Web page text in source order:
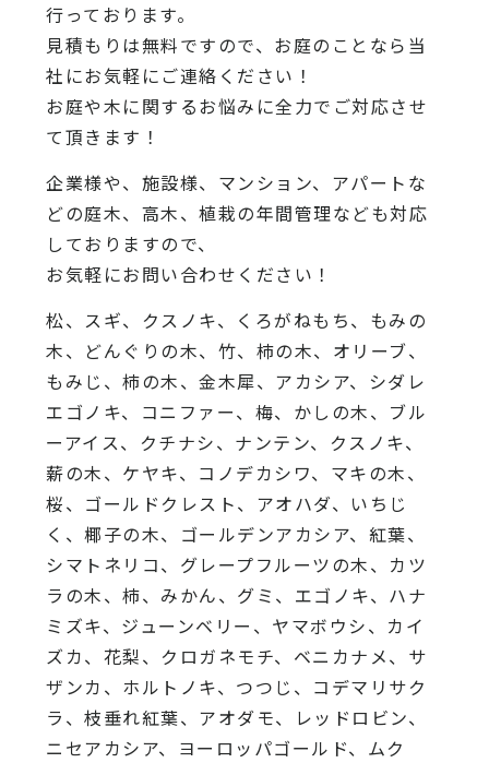
行っております。
見積もりは無料ですので、お庭のことなら当
社にお気軽にご連絡ください！
お庭や木に関するお悩みに全力でご対応させ
て頂きます！
企業様や、施設様、マンション、アパートな
どの庭木、高木、植栽の年間管理なども対応
しておりますので、
お気軽にお問い合わせください！
松、スギ、クスノキ、くろがねもち、もみの
木、どんぐりの木、竹、柿の木、オリーブ、
もみじ、柿の木、金木犀、アカシア、シダレ
エゴノキ、コニファー、梅、かしの木、ブル
ーアイス、クチナシ、ナンテン、クスノキ、
薪の木、ケヤキ、コノデカシワ、マキの木、
桜、ゴールドクレスト、アオハダ、いちじ
く、椰子の木、ゴールデンアカシア、紅葉、
シマトネリコ、グレープフルーツの木、カツ
ラの木、柿、みかん、グミ、エゴノキ、ハナ
ミズキ、ジューンベリー、ヤマボウシ、カイ
ズカ、花梨、クロガネモチ、ベニカナメ、サ
ザンカ、ホルトノキ、つつじ、コデマリサク
ラ、枝垂れ紅葉、アオダモ、レッドロビン、
ニセアカシア、ヨーロッパゴールド、ムク